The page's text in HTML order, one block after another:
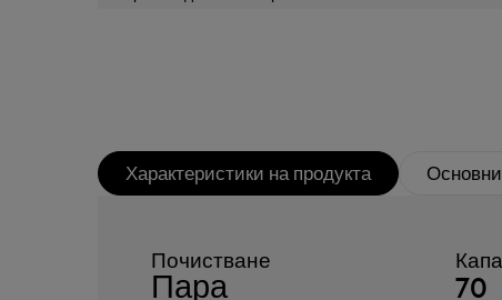
Характеристики на продукта
Почистване
Пара 70